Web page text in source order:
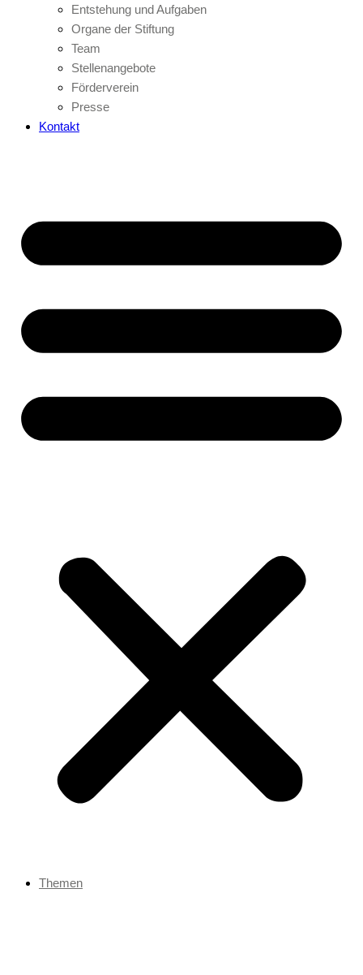
Entstehung und Aufgaben
Organe der Stiftung
Team
Stellenangebote
Förderverein
Presse
Kontakt
Themen